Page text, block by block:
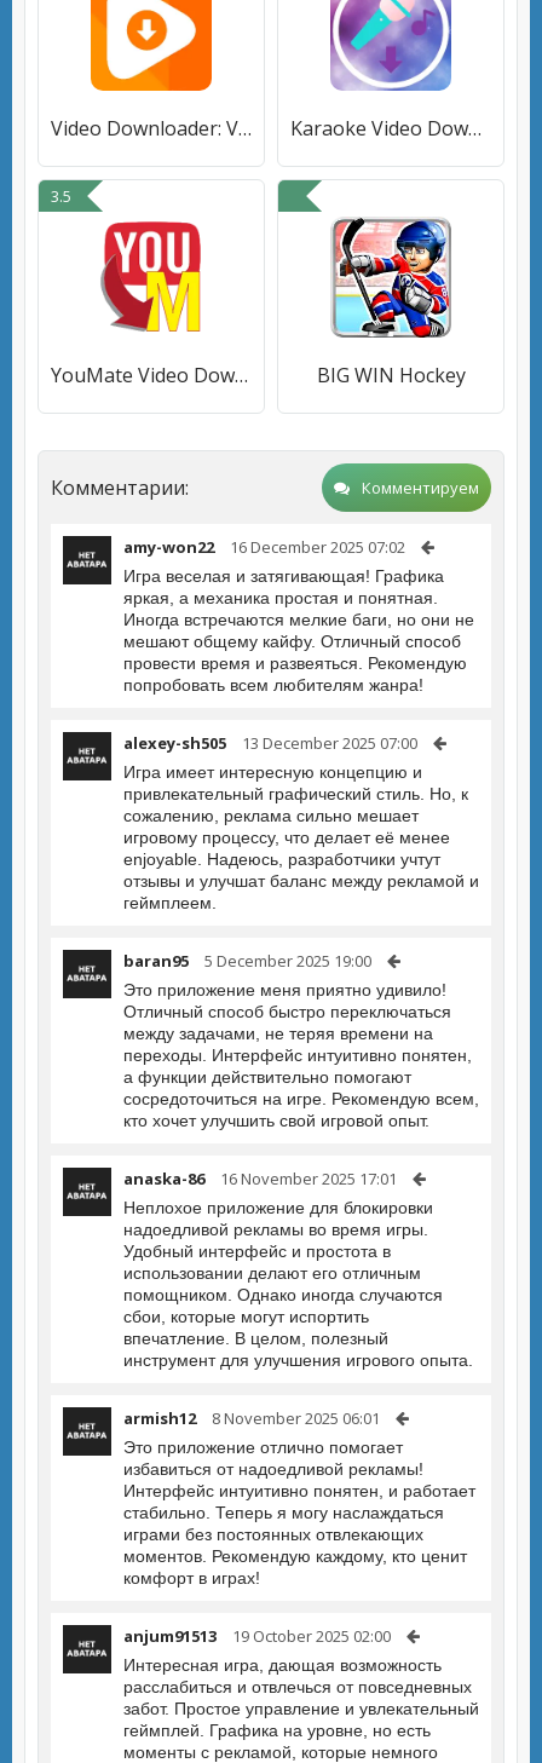
Video Downloader: Video Player Karaoke Video Downloader
3.5
YouMate Video Downloader BIG WIN Hockey
Комментарии: Комментируем
amy-won22 16 December 2025 07:02
Игра веселая и затягивающая! Графика
яркая, а механика простая и понятная.
Иногда встречаются мелкие баги, но они не
мешают общему кайфу. Отличный способ
провести время и развеяться. Рекомендую
попробовать всем любителям жанра!
alexey-sh505 13 December 2025 07:00
Игра имеет интересную концепцию и
привлекательный графический стиль. Но, к
сожалению, реклама сильно мешает
игровому процессу, что делает её менее
enjoyable. Надеюсь, разработчики учтут
отзывы и улучшат баланс между рекламой и
геймплеем.
baran95 5 December 2025 19:00
Это приложение меня приятно удивило!
Отличный способ быстро переключаться
между задачами, не теряя времени на
переходы. Интерфейс интуитивно понятен,
а функции действительно помогают
сосредоточиться на игре. Рекомендую всем,
кто хочет улучшить свой игровой опыт.
anaska-86 16 November 2025 17:01
Неплохое приложение для блокировки
надоедливой рекламы во время игры.
Удобный интерфейс и простота в
использовании делают его отличным
помощником. Однако иногда случаются
сбои, которые могут испортить
впечатление. В целом, полезный
инструмент для улучшения игрового опыта.
armish12 8 November 2025 06:01
Это приложение отлично помогает
избавиться от надоедливой рекламы!
Интерфейс интуитивно понятен, и работает
стабильно. Теперь я могу наслаждаться
играми без постоянных отвлекающих
моментов. Рекомендую каждому, кто ценит
комфорт в играх!
anjum91513 19 October 2025 02:00
Интересная игра, дающая возможность
расслабиться и отвлечься от повседневных
забот. Простое управление и увлекательный
геймплей. Графика на уровне, но есть
моменты с рекламой, которые немного